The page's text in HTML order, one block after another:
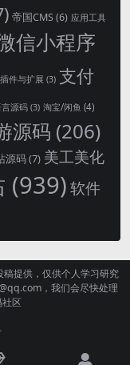
帝国CMS(6) 应用工具
信小程序
插件与扩展 (3) 支付
源码 (3) 淘宝/闲鱼 (4)
源码 (206)
源码(7) 美工美化
(939)软件
提供，仅供个人学习研究
，我们会尽快处理
区